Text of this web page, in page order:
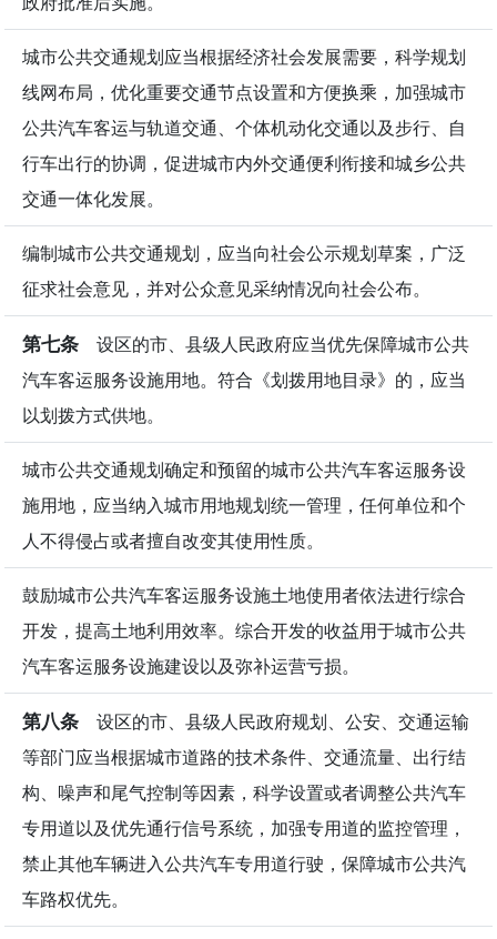
城市公共交通规划应当根据经济社会发展需要，科学规划
线网布局，优化重要交通节点设置和方便换乘，加强城市
公共汽车客运与轨道交通、个体机动化交通以及步行、自
行车出行的协调，促进城市内外交通便利衔接和城乡公共
交通一体化发展。
编制城市公共交通规划，应当向社会公示规划草案，广泛
征求社会意见，并对公众意见采纳情况向社会公布。
第七条 设区的市、县级人民政府应当优先保障城市公共
汽车客运服务设施用地。符合《划拨用地目录》的，应当
以划拨方式供地。
城市公共交通规划确定和预留的城市公共汽车客运服务设
施用地，应当纳入城市用地规划统一管理，任何单位和个
人不得侵占或者擅自改变其使用性质。
鼓励城市公共汽车客运服务设施土地使用者依法进行综合
开发，提高土地利用效率。综合开发的收益用于城市公共
汽车客运服务设施建设以及弥补运营亏损。
第八条 设区的市、县级人民政府规划、公安、交通运输
等部门应当根据城市道路的技术条件、交通流量、出行结
构、噪声和尾气控制等因素，科学设置或者调整公共汽车
专用道以及优先通行信号系统，加强专用道的监控管理，
禁止其他车辆进入公共汽车专用道行驶，保障城市公共汽
车路权优先。